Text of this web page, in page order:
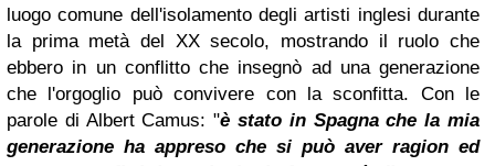
luogo comune dell'isolamento degli artisti inglesi durante
la prima metà del XX secolo, mostrando il ruolo che
ebbero in un conflitto che insegnò ad una generazione
che l'orgoglio può convivere con la sconfitta. Con le
parole di Albert Camus: "è stato in Spagna che la mia
generazione ha appreso che si può aver ragion ed